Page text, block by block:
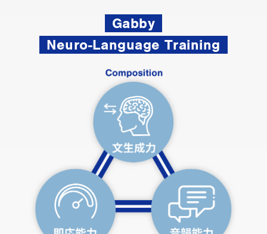
Gabby
Neuro-Language Training